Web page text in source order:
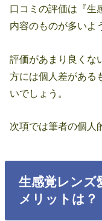
口コミの評価は『生
内容のものが多いよ
評価があまり良くな
方には個人差がある
いでしょう。
次項では筆者の個人
生感覚レンズ
メリットは？